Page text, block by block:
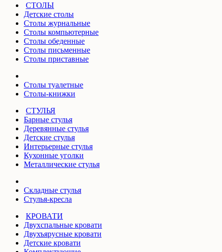
СТОЛЫ
Детские столы
Столы журнальные
Столы компьютерные
Столы обеденные
Столы письменные
Столы приставные
Столы туалетные
Столы-книжки
СТУЛЬЯ
Барные стулья
Деревянные стулья
Детские стулья
Интерьерные стулья
Кухонные уголки
Металлические стулья
Складные стулья
Стулья-кресла
КРОВАТИ
Двухспальные кровати
Двухъярусные кровати
Детские кровати